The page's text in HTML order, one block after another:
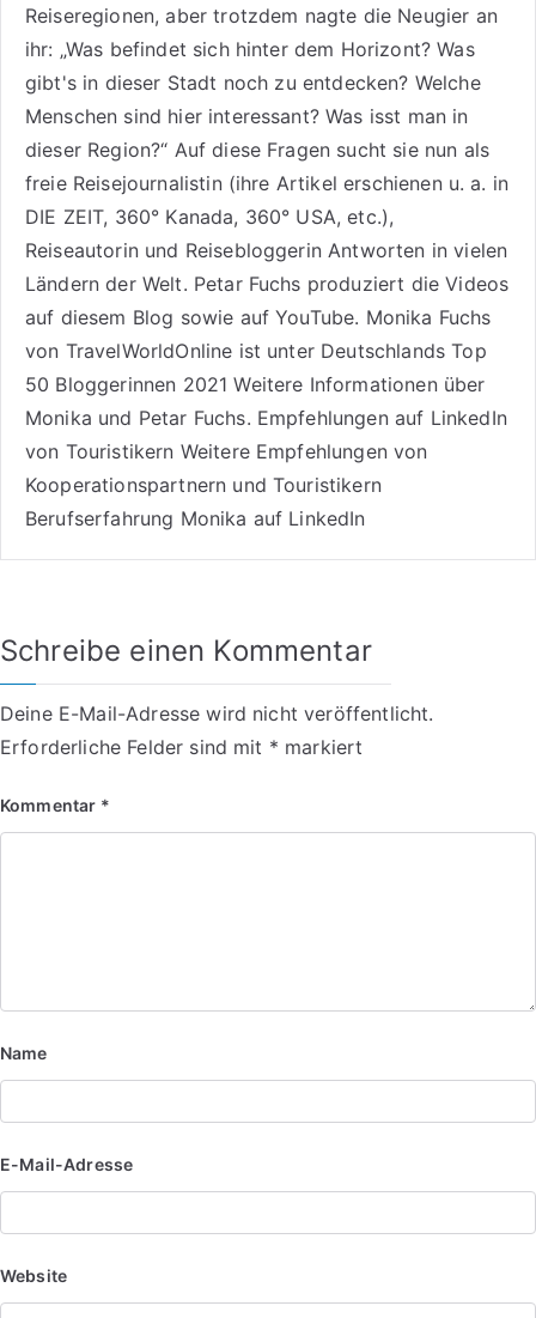
Reiseregionen, aber trotzdem nagte die Neugier an
ihr: „Was befindet sich hinter dem Horizont? Was
gibt's in dieser Stadt noch zu entdecken? Welche
Menschen sind hier interessant? Was isst man in
dieser Region?“ Auf diese Fragen sucht sie nun als
freie Reisejournalistin (ihre Artikel erschienen u. a. in
DIE ZEIT, 360° Kanada, 360° USA, etc.),
Reiseautorinund Reisebloggerin Antworten in vielen
Ländern der Welt. Petar Fuchs produziert die Videos
auf diesem Blog sowie aufYouTube. Monika Fuchs
von TravelWorldOnline ist unter Deutschlands Top
50 Bloggerinnen 2021 Weitere Informationen über
Monika und Petar Fuchs. Empfehlungen auf LinkedIn
von Touristikern Weitere Empfehlungen von
Kooperationspartnern und Touristikern
Berufserfahrung Monika auf LinkedIn
Schreibe einen Kommentar
Deine E-Mail-Adresse wird nicht veröffentlicht.
Erforderliche Felder sind mit * markiert
Kommentar *
Name
E-Mail-Adresse
Website